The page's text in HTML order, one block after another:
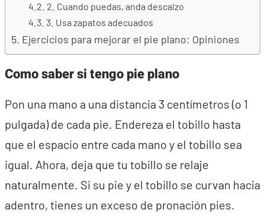
2. Cuando puedas, anda descalzo
3. Usa zapatos adecuados
Ejercicios para mejorar el pie plano: Opiniones
Como saber si tengo pie plano
Pon una mano a una distancia 3 centímetros (o 1
pulgada) de cada pie. Endereza el tobillo hasta
que el espacio entre cada mano y el tobillo sea
igual. Ahora, deja que tu tobillo se relaje
naturalmente. Si su pie y el tobillo se curvan hacia
adentro, tienes un exceso de pronación pies.